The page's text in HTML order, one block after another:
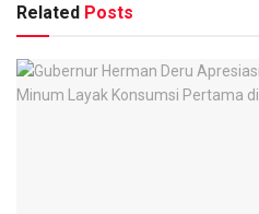
Related Posts